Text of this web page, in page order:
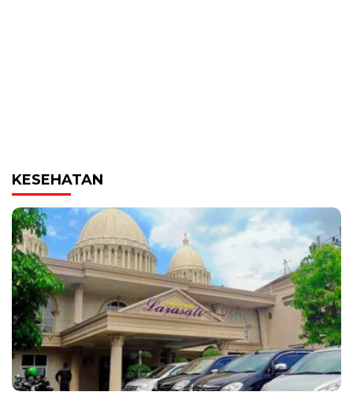
KESEHATAN